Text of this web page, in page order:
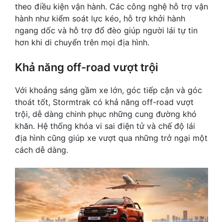
theo điều kiện vận hành. Các công nghệ hỗ trợ vận
hành như kiểm soát lực kéo, hỗ trợ khởi hành
ngang dốc và hỗ trợ đổ đèo giúp người lái tự tin
hơn khi di chuyển trên mọi địa hình.
Khả năng off-road vượt trội
Với khoảng sáng gầm xe lớn, góc tiếp cận và góc
thoát tốt, Stormtrak có khả năng off-road vượt
trội, dễ dàng chinh phục những cung đường khó
khăn. Hệ thống khóa vi sai điện tử và chế độ lái
địa hình cũng giúp xe vượt qua những trở ngại một
cách dễ dàng.